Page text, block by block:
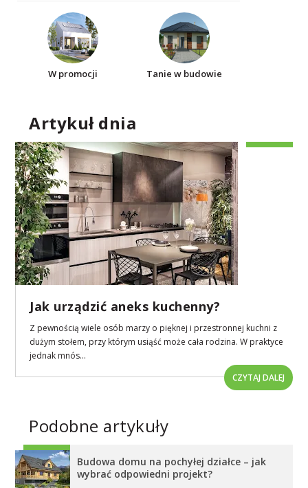
W promocji Tanie w budowie
Artykuł dnia
Jak urządzić aneks kuchenny?
Z pewnością wiele osób marzy o pięknej i przestronnej kuchni z
dużym stołem, przy którym usiąść może cała rodzina. W praktyce
jednak mnós...
CZYTAJ DALEJ
Podobne artykuły
Budowa domu na pochyłej działce – jak
wybrać odpowiedni projekt?